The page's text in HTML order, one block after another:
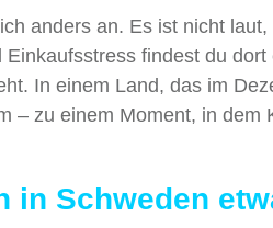
anders an. Es ist nicht
findest du
In einem Land, das im
– zu einem Moment, in
in Schweden